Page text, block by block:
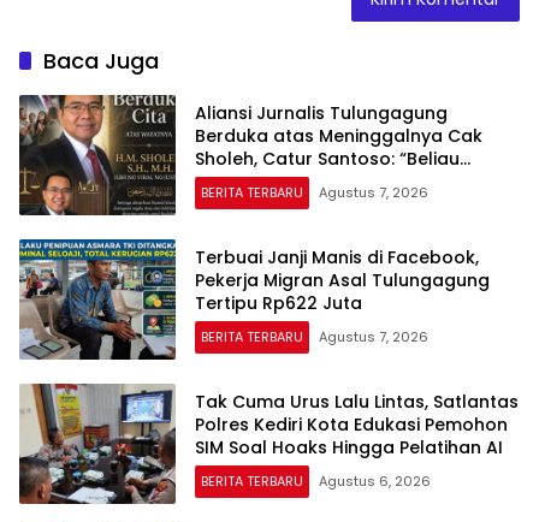
Baca Juga
Aliansi Jurnalis Tulungagung
Berduka atas Meninggalnya Cak
Sholeh, Catur Santoso: “Beliau
Pejuang Keadilan yang Vokal”
BERITA TERBARU Agustus 7, 2026
Terbuai Janji Manis di Facebook,
Pekerja Migran Asal Tulungagung
Tertipu Rp622 Juta
BERITA TERBARU Agustus 7, 2026
Tak Cuma Urus Lalu Lintas, Satlantas
Polres Kediri Kota Edukasi Pemohon
SIM Soal Hoaks Hingga Pelatihan AI
BERITA TERBARU Agustus 6, 2026